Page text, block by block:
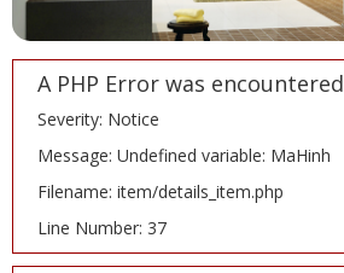
A PHP Error was encountered
Severity: Notice
Message: Undefined variable: MaHinh
Filename: item/details_item.php
Line Number: 37